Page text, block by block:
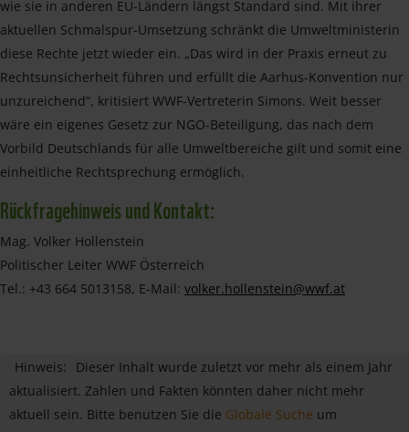
wie sie in anderen EU-Ländern längst Standard sind. Mit ihrer
aktuellen Schmalspur-Umsetzung schränkt die Umweltministerin
diese Rechte jetzt wieder ein. „Das wird in der Praxis erneut zu
Rechtsunsicherheit führen und erfüllt die Aarhus-Konvention nur
unzureichend“, kritisiert WWF-Vertreterin Simons. Weit besser
wäre ein eigenes Gesetz zur NGO-Beteiligung, das nach dem
Vorbild Deutschlands für alle Umweltbereiche gilt und somit eine
einheitliche Rechtsprechung ermöglich.
Rückfragehinweis und Kontakt:
Mag. Volker Hollenstein
Politischer Leiter WWF Österreich
Tel.: +43 664 5013158, E-Mail: volker.hollenstein@wwf.at
Hinweis:
Dieser Inhalt wurde zuletzt vor mehr als einem Jahr
aktualisiert. Zahlen und Fakten könnten daher nicht mehr
aktuell sein. Bitte benutzen Sie die Globale Suche um